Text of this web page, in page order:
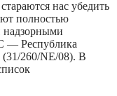
нас убедить
полностью
надзорными
— Республика
260/NE/08). В